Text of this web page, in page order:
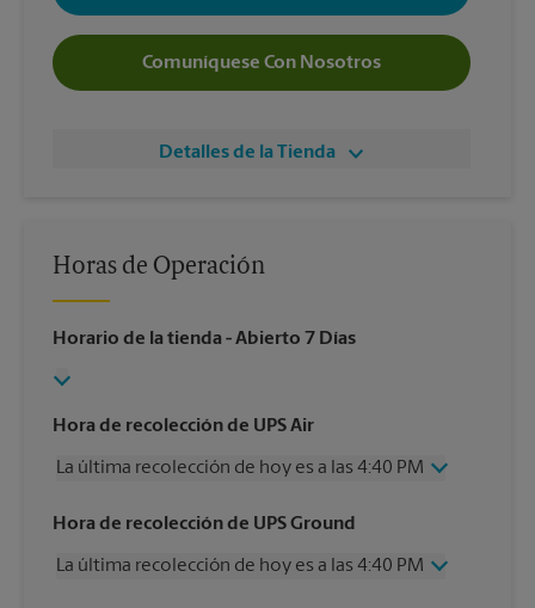
Comuníquese Con Nosotros
Detalles de la Tienda
Horas de Operación
Horario de la tienda - Abierto 7 Días
Hora de recolección de UPS Air
La última recolección de hoy es a las 4:40 PM
Miércoles
4:40 PM
Viernes
4:40 PM
Hora de recolección de UPS Ground
La última recolección de hoy es a las 4:40 PM